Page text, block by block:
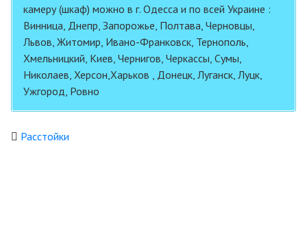
камеру (шкаф) можно в г. Одесса и по всей Украине :
Винница, Днепр, Запорожье, Полтава, Черновцы,
Львов, Житомир, Ивано-Франковск, Тернополь,
Хмельницкий, Киев, Чернигов, Черкассы, Сумы,
Николаев, Херсон,Харьков , Донецк, Луганск, Луцк,
Ужгород, Ровно
Расстойки